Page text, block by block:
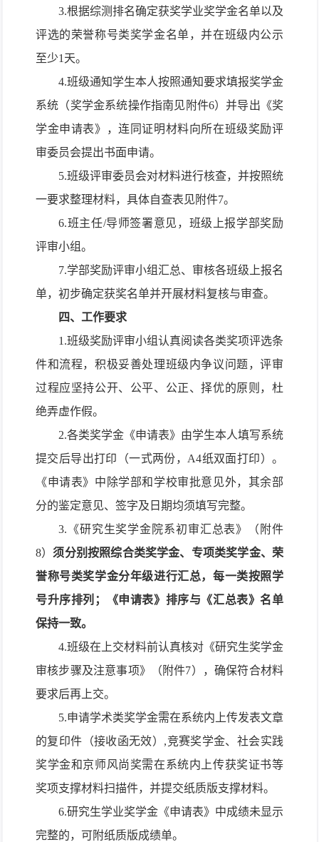
3.根据综测排名确定获奖学业奖学金名单以及
评选的荣誉称号类奖学金名单，并在班级内公示
至少1天。
4.班级通知学生本人按照通知要求填报奖学金
系统 （奖学金系统操作指南见 附件6）并导出《奖
学金申请表》，连同证明材料向所在班级奖励评
审委员会提出书面申请。
5.班级评审委员会对材料进行核查，并按照统
一要求整理材料，具体自查表见附件7。
6.班主任/导师签署意见，班级上报学部奖励
评审小组。
7.学部奖励评审小组 汇总、审核各班级上报名
单，初步确定获奖名单并开展材料复核与审查。
四、工作要求
1.班级奖励评审小组认真阅读各类奖项评选条
件和流程，积极妥善处理班级内争议问题，评审
过程应坚持公开、公平、公正、择优的原则，杜
绝弄虚作假。
2.各类奖学金《申请表》由学生本人填写系统
提交后导出打印（一式两份，A4纸双面打印）。
《申请表》中除学部和学校审批意见外，其余部
分的鉴定意见、签字及日期均须填写完整。
3.《研究生奖学金院系初审汇总表》（附件
8）须分别按照综合类奖学金、专项类奖学金、荣
誉称号类奖学金分年级进行汇总，每一类按照学
号升序排列；《申请表》排序与《汇总表》名单
保持一致。
4.班级在上交材料前认真核对《研究生奖学金
审核步骤及注意事项》（附件7），确保符合材料
要求后再上交。
5.申请学术类奖学金需在系统内上传发表文章
的复印件（接收函无效）,竞赛奖学金、社会实践
奖学金和京师风尚奖需在系统内上传获奖证书等
奖项支撑材料扫描件，并提交纸质版支撑材料。
6.研究生学业奖学金《申请表》中成绩未显示
完整的，可附纸质版成绩单。